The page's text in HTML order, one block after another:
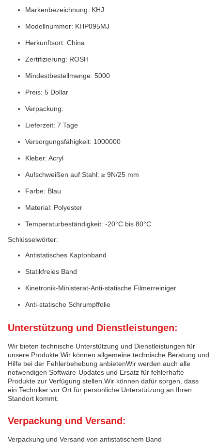
Markenbezeichnung: KHJ
Modellnummer: KHP095MJ
Herkunftsort: China
Zertifizierung: ROSH
Mindestbestellmenge: 5000
Preis: 5 Dollar
Verpackung:
Lieferzeit: 7 Tage
Versorgungsfähigkeit: 1000000
Kleber: Acryl
Aufschweißen auf Stahl: ≥ 9N/25 mm
Farbe: Blau
Material: Polyester
Temperaturbeständigkeit: -20°C bis 80°C
Schlüsselwörter:
Antistatisches Kaptonband
Statikfreies Band
Kinetronik-Ministerat-Anti-statische Filmerreiniger
Anti-statische Schrumpffolie
Unterstützung und Dienstleistungen:
Wir bieten technische Unterstützung und Dienstleistungen für
unsere Produkte.Wir können allgemeine technische Beratung und
Hilfe bei der Fehlerbehebung anbietenWir werden auch alle
notwendigen Software-Updates und Ersatz für fehlerhafte
Produkte zur Verfügung stellen.Wir können dafür sorgen, dass
ein Techniker vor Ort für persönliche Unterstützung an Ihren
Standort kommt.
Verpackung und Versand:
Verpackung und Versand von antistatischem Band